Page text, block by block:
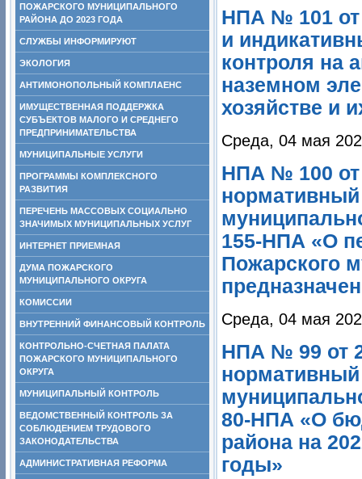
ПОЖАРСКОГО МУНИЦИПАЛЬНОГО
РАЙОНА ДО 2023 ГОДА
СЛУЖБЫ ИНФОРМИРУЮТ
ЭКОЛОГИЯ
АНТИМОНОПОЛЬНЫЙ КОМПЛАЕНС
ИМУЩЕСТВЕННАЯ ПОДДЕРЖКА
СУБЪЕКТОВ МАЛОГО И СРЕДНЕГО
ПРЕДПРИНИМАТЕЛЬСТВА
МУНИЦИПАЛЬНЫЕ УСЛУГИ
ПРОГРАММЫ КОМПЛЕКСНОГО
РАЗВИТИЯ
ПЕРЕЧЕНЬ МАССОВЫХ СОЦИАЛЬНО
ЗНАЧИМЫХ МУНИЦИПАЛЬНЫХ УСЛУГ
ИНТЕРНЕТ ПРИЕМНАЯ
ДУМА ПОЖАРСКОГО
МУНИЦИПАЛЬНОГО ОКРУГА
КОМИССИИ
ВНУТРЕННИЙ ФИНАНСОВЫЙ КОНТРОЛЬ
КОНТРОЛЬНО-СЧЕТНАЯ ПАЛАТА
ПОЖАРСКОГО МУНИЦИПАЛЬНОГО
ОКРУГА
МУНИЦИПАЛЬНЫЙ КОНТРОЛЬ
ВЕДОМСТВЕННЫЙ КОНТРОЛЬ ЗА
СОБЛЮДЕНИЕМ ТРУДОВОГО
ЗАКОНОДАТЕЛЬСТВА
АДМИНИСТРАТИВНАЯ РЕФОРМА
НПА № 101 от
и
контроля на
наземном
хозяйстве и
Среда, 04 мая
НПА № 100 от
155-НПА «О
Пожарского
Среда, 04 мая
НПА № 99 от
80-НПА «О
района на
годы»